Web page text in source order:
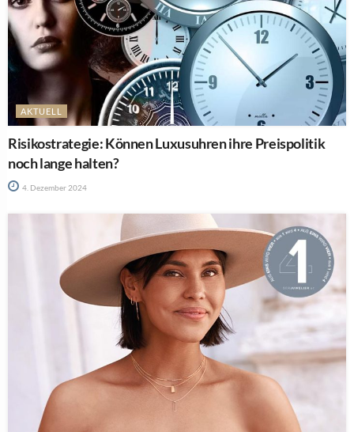
AKTUELL
Risikostrategie: Können Luxusuhren ihre Preispolitik
noch lange halten?
4. Dezember 2024